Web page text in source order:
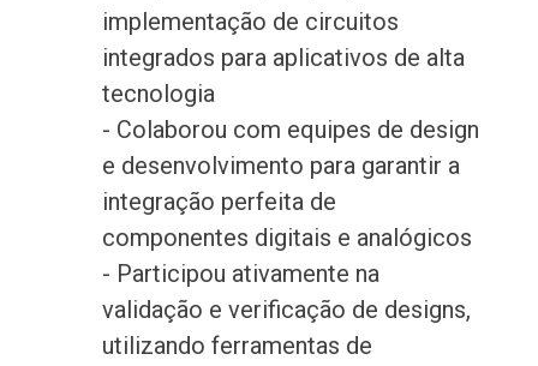
implementação de circuitos
integrados para aplicativos de alta
tecnologia
- Colaborou com equipes de design
e desenvolvimento para garantir a
integração perfeita de
componentes digitais e analógicos
- Participou ativamente na
validação e verificação de designs,
utilizando ferramentas de